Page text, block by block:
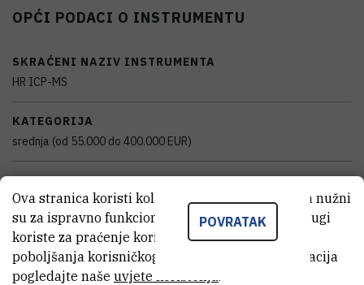
OPĆI PODACI O INSTRUMENTU
SKRAĆENI NAZIV INSTRUMENTA
HR ICP-MS
KATEGORIJA
srednja (od 55.000 do 400.000 EUR)
VRSTA INSTRUMENTA
spektrometar
VRSTA ANALIZE
masena analiza
POVRATAK
Ova stranica koristi kolačiće. Neki od tih kolačića nužni
su za ispravno funkcioniranje stranice, dok se drugi
koriste za praćenje korištenja stranice radi
poboljšanja korisničkog iskustva. Za više informacija
pogledajte naše uvjete korištenja.